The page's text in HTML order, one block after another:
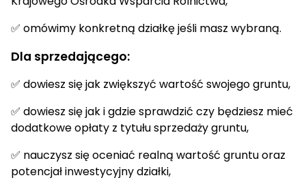
✅ omówimy konkretną działkę jeśli masz wybraną.
Dla sprzedającego:
✅ dowiesz się jak zwiększyć wartość swojego gruntu,
✅ dowiesz się jak i gdzie sprawdzić czy będziesz mieć
dodatkowe opłaty z tytułu sprzedaży gruntu,
✅ nauczysz się oceniać realną wartość gruntu oraz
potencjał inwestycyjny działki,